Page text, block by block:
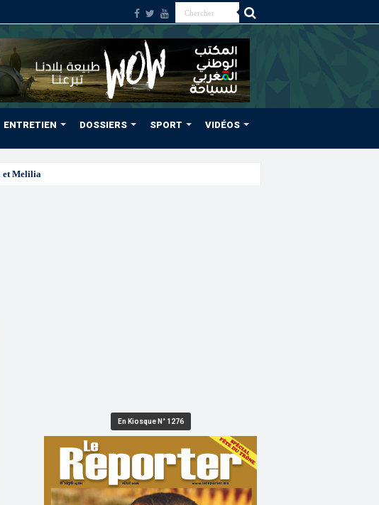
ENTRETIEN DOSSIERS SPORT VIDÉOS
En Kiosque N° 1276